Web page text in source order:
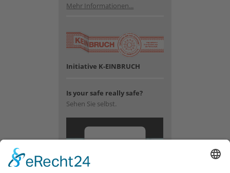
Mehr Informationen...
Initiative K-EINBRUCH
Is your safe really safe?
Sehen Sie selbst.